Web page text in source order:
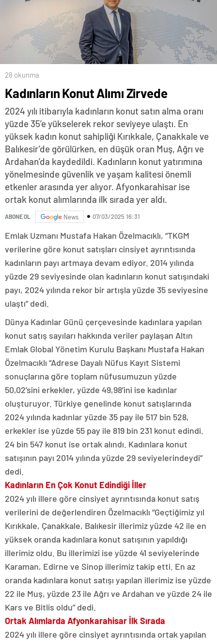
28 okunma
Kadınların Konut Alımı Zirvede
2024 yılı itibarıyla kadınların konut satın alma oranı
yüzde 35’e yükselerek rekor seviyeye ulaştı. En
yüksek kadın konut sahipliği Kırıkkale, Çanakkale ve
Balıkesir’de görülürken, en düşük oran Muş, Ağrı ve
Ardahan’da kaydedildi. Kadınların konut yatırımına
yönelmesinde güvenlik ve yaşam kalitesi önemli
etkenler arasında yer alıyor. Afyonkarahisar ise
ortak konut alımlarında ilk sırada yer aldı.
ABONE OL News 07/03/2025 16:31
Emlak Uzmanı Mustafa Hakan Özelmacıklı, “TKGM
verilerine göre konut satışları cinsiyet ayrıntısında
kadınların payı artmaya devam ediyor. 2014 yılında
yüzde 29 seviyesinde olan kadınların konut satışındaki
payı, 2024 yılında rekor bir artışla yüzde 35 seviyesine
ulaştı” dedi.
Dünya Kadınlar Günü çerçevesinde kadınlara yapılan
konut satış sayıları hakkında veriler paylaşan Altın
Emlak Global Yönetim Kurulu Başkanı Mustafa Hakan
Özelmacıklı “Adrese Dayalı Nüfus Kayıt Sistemi
sonuçlarına göre toplam nüfusumuzun yüzde
50,02’sini erkekler, yüzde 49,98’ini ise kadınlar
oluşturuyor. Türkiye genelinde konut satışlarında
2024 yılında kadınlar yüzde 35 pay ile 517 bin 528,
erkekler ise yüzde 55 pay ile 819 bin 231 konut edindi.
24 bin 547 konut ise ortak alındı. Kadınlara konut
satışının payı 2014 yılında yüzde 29 seviyelerindeydi”
dedi.
Kadınların En Çok Konut Edindiği İller
2024 yılı illere göre cinsiyet ayrıntısında konut satış
verilerini de değerlendiren Özelmacıklı “Geçtiğimiz yıl
Kırıkkale, Çanakkale, Balıkesir illerimiz yüzde 42 ile en
yüksek oranda kadınlara konut satışının yapıldığı
illerimiz oldu. Bu illerimizi ise yüzde 41 seviyelerinde
Karaman, Edirne ve Sinop illerimiz takip etti. En az
oranda kadınlara konut satışı yapılan illerimiz ise yüzde
22 ile Muş, yüzde 23 ile Ağrı ve Ardahan ve yüzde 24 ile
Kars ve Bitlis oldu” dedi.
Ortak Alımlarda Afyonkarahisar İlk Sırada
2024 yılı illere göre cinsiyet ayrıntısında ortak yapılan